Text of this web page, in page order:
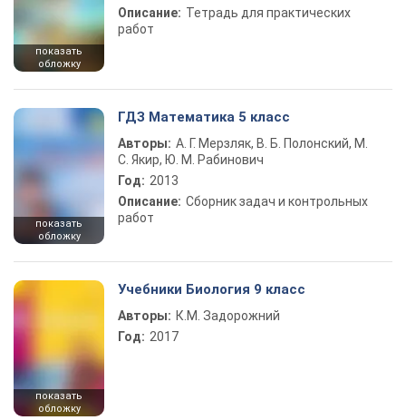
показать
обложку
Описание: Тетрадь для практических
работ
показать
обложку
ГДЗ Математика 5 класс
Авторы: А. Г. Мерзляк, В. Б. Полонский, М.
С. Якир, Ю. М. Рабинович
Год: 2013
Описание: Сборник задач и контрольных
работ
показать
обложку
Учебники Биология 9 класс
Авторы: К.М. Задорожний
Год: 2017